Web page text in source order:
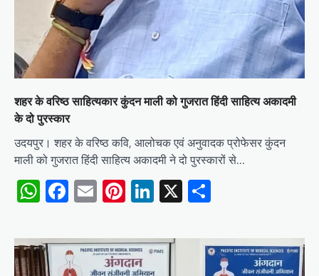
शहर के वरिष्ठ साहित्यकार कुंदन माली को गुजरात हिंदी साहित्य अकादमी
के दो पुरस्कार
उदयपुर। शहर के वरिष्ठ कवि, आलोचक एवं अनुवादक प्रोफेसर कुंदन
माली को गुजरात हिंदी साहित्य अकादमी ने दो पुरस्कारों से…
WhatsApp
Facebook
EmailPinterest
LinkedIn
X